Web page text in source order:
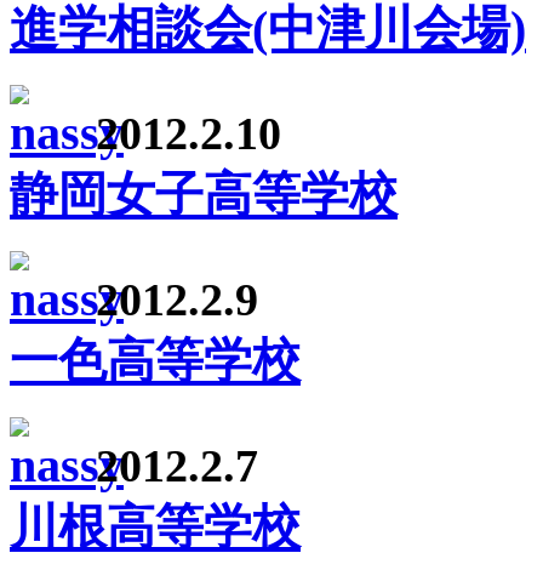
進学相談会(中津川会場)
2012.2.10
静岡女子高等学校
2012.2.9
一色高等学校
2012.2.7
川根高等学校